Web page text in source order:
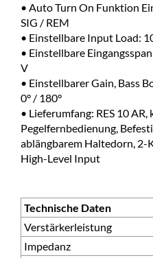
• Auto Turn On Funktion
SIG / REM
• Einstellbare Input Load:
• Einstellbare
V
• Einstellbarer Gain, Bass
0° / 180°
• Lieferumfang: RES 10
Pegelfernbedienung,
ablängbarem Haltedorn, 2-
High-Level Input
Technische Daten
Verstärkerleistung
Impedanz